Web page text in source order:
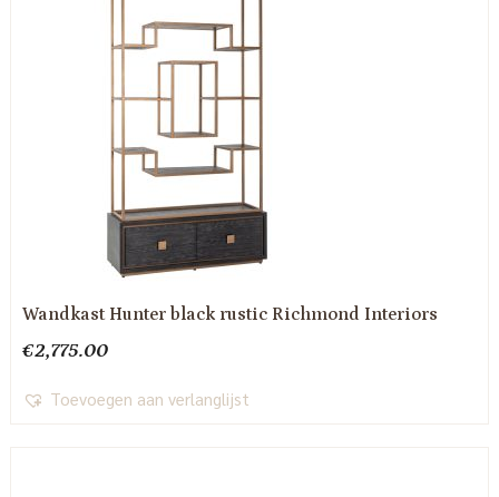
Wandkast Hunter black rustic Richmond Interiors
€2,775.00
Toevoegen aan verlanglijst